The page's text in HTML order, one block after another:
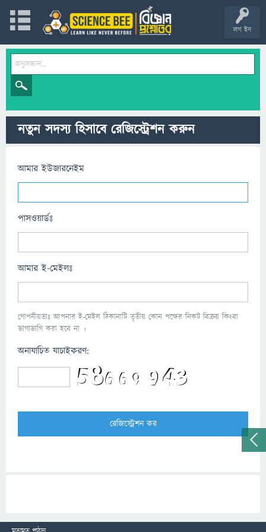
লগ ইন
নতুন সদস্য হিসাবে রেজিস্ট্রেশন করুন
আমার ইউজারনেইম
পাসওয়ার্ডঃ
আমার ই-মেইলঃ
গোপনীয়তাঃ আপনার ই-মেইল ঠিকানাটি তৃতীয় কোন পক্ষের নিকট বিক্রয় কিংবা
ভাগাভাগি করা হবে না ।
অনাযাচিত যাচাইকরণ: